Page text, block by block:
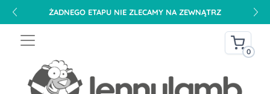
ŻADNEGO ETAPU NIE ZLECAMY NA ZEWNĄTRZ
0